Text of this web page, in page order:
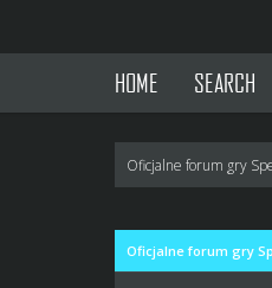
HOME SEARCH
Oficjalne forum gry
Oficjalne forum gry